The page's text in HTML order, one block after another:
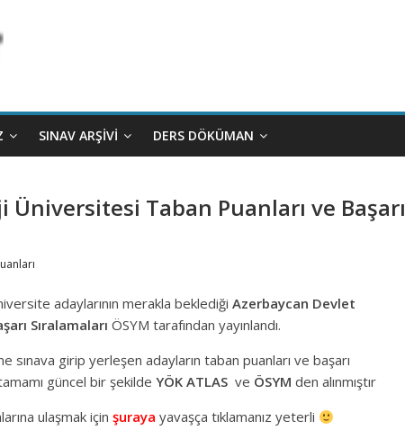
SINAV ARŞIVI DERS DÖKÜMAN
Taban Puanları ve Başarı
adaylarının merakla beklediği Azerbaycan Devlet
Sıralamaları ÖSYM tarafından yayınlandı.
sınava girip yerleşen adayların taban puanları ve başarı
güncel bir şekilde YÖK ATLAS ve ÖSYM den alınmıştır
ulaşmak için şuraya yavaşça tıklamanız yeterli